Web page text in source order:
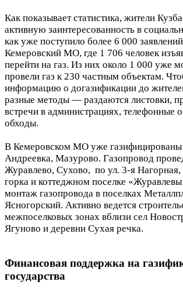
Как показывает статистика, жители
активную заинтересованность в
как уже поступило более 6 000
Кемеровский МО, где 1 706 человек
перейти на газ. Из них около 1 000 уже
провели газ к 230 частным объектам.
информацию о догазификации до
разные методы — раздаются листовки,
встречи в администрациях, телефонные
обходы.
В Кемеровском МО уже газифицированы
Андреевка, Мазурово. Газопровод
Журавлево, Сухово, по ул. 3-я Нагорная,
горка и коттеджном поселке
монтаж газопровода в поселках
Ясногорский. Активно ведется
межпоселковых зонах вблизи сел
Ягуново и деревни Сухая речка.
Финансовая поддержка на
государства